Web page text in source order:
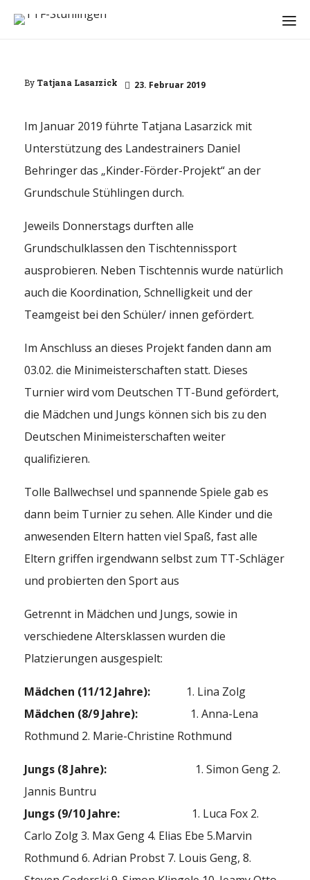
By Tatjana Lasarzick 23. Februar 2019
Im Januar 2019 führte Tatjana Lasarzick mit
Unterstützung des Landestrainers Daniel
Behringer das „Kinder-Förder-Projekt“ an der
Grundschule Stühlingen durch.
Jeweils Donnerstags durften alle
Grundschulklassen den Tischtennissport
ausprobieren. Neben Tischtennis wurde natürlich
auch die Koordination, Schnelligkeit und der
Teamgeist bei den Schüler/ innen gefördert.
Im Anschluss an dieses Projekt fanden dann am
03.02. die Minimeisterschaften statt. Dieses
Turnier wird vom Deutschen TT-Bund gefördert,
die Mädchen und Jungs können sich bis zu den
Deutschen Minimeisterschaften weiter
qualifizieren.
Tolle Ballwechsel und spannende Spiele gab es
dann beim Turnier zu sehen. Alle Kinder und die
anwesenden Eltern hatten viel Spaß, fast alle
Eltern griffen irgendwann selbst zum TT-Schläger
und probierten den Sport aus
Getrennt in Mädchen und Jungs, sowie in
verschiedene Altersklassen wurden die
Platzierungen ausgespielt:
Mädchen (11/12 Jahre): 1. Lina Zolg
Mädchen (8/9 Jahre): 1. Anna-Lena
Rothmund 2. Marie-Christine Rothmund
Jungs (8 Jahre): 1. Simon Geng 2.
Jannis Buntru
Jungs (9/10 Jahre: 1. Luca Fox 2.
Carlo Zolg 3. Max Geng 4. Elias Ebe 5.Marvin
Rothmund 6. Adrian Probst 7. Louis Geng, 8.